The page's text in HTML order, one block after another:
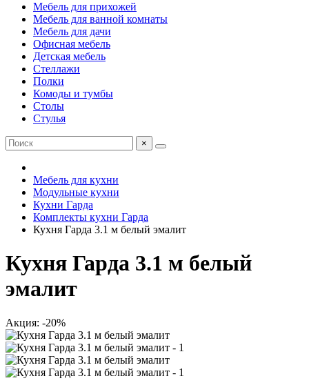
Мебель для прихожей
Мебель для ванной комнаты
Мебель для дачи
Офисная мебель
Детская мебель
Стеллажи
Полки
Комоды и тумбы
Столы
Стулья
×
Мебель для кухни
Модульные кухни
Кухни Гарда
Комплекты кухни Гарда
Кухня Гарда 3.1 м белый эмалит
Кухня Гарда 3.1 м белый
эмалит
Акция: -20%